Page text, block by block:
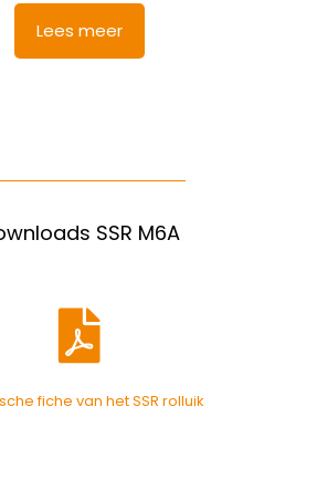
Lees meer
SSR M6A
fiche van het SSR rolluik